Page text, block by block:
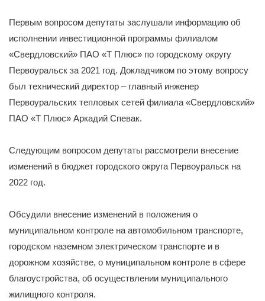
Первым вопросом депутаты заслушали информацию об
исполнении инвестиционной программы филиалом
«Свердловский» ПАО «Т Плюс» по городскому округу
Первоуральск за 2021 год. Докладчиком по этому вопросу
был технический директор – главный инженер
Первоуральских тепловых сетей филиала «Свердловский»
ПАО «Т Плюс» Аркадий Спевак.
Следующим вопросом депутаты рассмотрели внесение
изменений в бюджет городского округа Первоуральск на
2022 год.
Обсудили внесение изменений в положения о
муниципальном контроле на автомобильном транспорте,
городском наземном электрическом транспорте и в
дорожном хозяйстве, о муниципальном контроле в сфере
благоустройства, об осуществлении муниципального
жилищного контроля.